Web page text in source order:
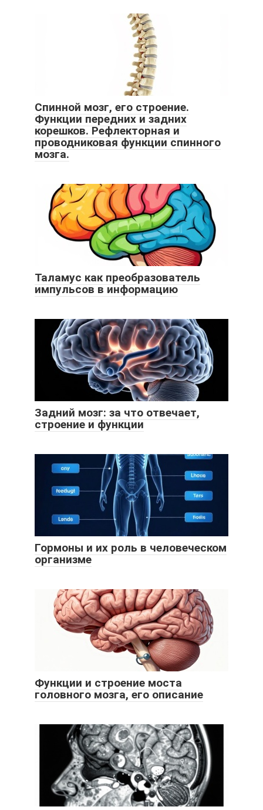
Спинной мозг, его строение.
Функции передних и задних
корешков. Рефлекторная и
проводниковая функции спинного
мозга.
Таламус как преобразователь
импульсов в информацию
Задний мозг: за что отвечает,
строение и функции
Гормоны и их роль в человеческом
организме
Функции и строение моста
головного мозга, его описание